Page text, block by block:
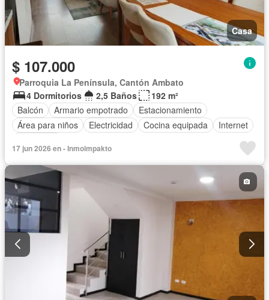
Casa
$ 107.000
Parroquia La Península, Cantón Ambato
4 Dormitorios
2,5 Baños
192 m²
Balcón
Armario empotrado
Estacionamiento
Área para niños
Electricidad Cocina equipada
Internet
17 jun 2026 en - Inmoimpakto